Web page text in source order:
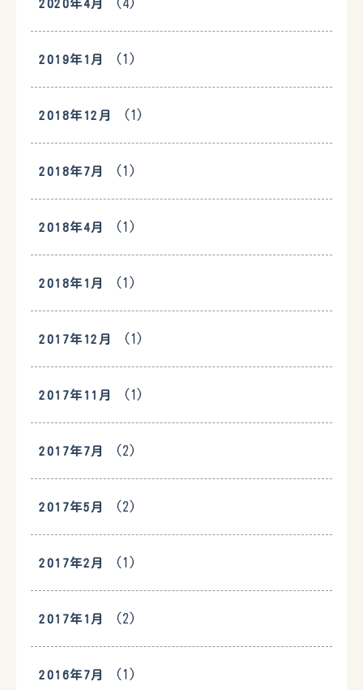
2020年4月 (4)
2019年1月 (1)
2018年12月 (1)
2018年7月 (1)
2018年4月 (1)
2018年1月 (1)
2017年12月 (1)
2017年11月 (1)
2017年7月 (2)
2017年5月 (2)
2017年2月 (1)
2017年1月 (2)
2016年7月 (1)